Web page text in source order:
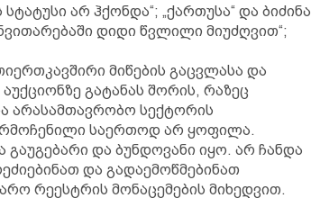
არ ჰქონდა“; „ქართუსა“ და ბიძინა
დიდი წვლილი მიუძღვით“;
მიწების გაცვლასა და
გატანას შორის, რაზეც
არასამთავრობო სექტორის
საერთოდ არ ყოფილა.
გაუგებარი და ბუნდოვანი იყო. არ ჩანდა
და გადაემოწმებინათ
რეესტრის მონაცემების მიხედვით.